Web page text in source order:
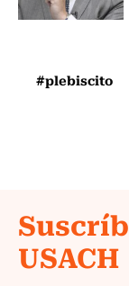
#plebiscito